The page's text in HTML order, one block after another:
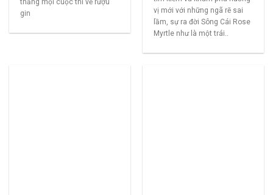
thắng mọi cuộc thi về rượu
gin
vị mới với những ngã rẽ sai
lầm, sự ra đời Sông Cái Rose
Myrtle như là một trái..